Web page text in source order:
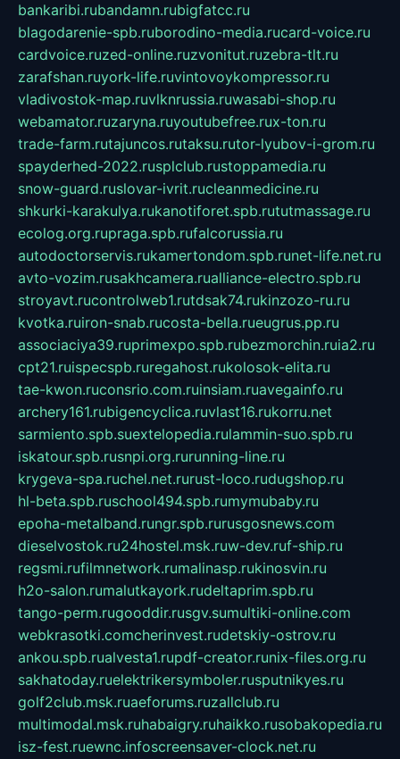
bankaribi.rubandamn.rubigfatcc.ru
blagodarenie-spb.ruborodino-media.rucard-voice.ru
cardvoice.ruzed-online.ruzvonitut.ruzebra-tlt.ru
zarafshan.ruyork-life.ruvintovoykompressor.ru
vladivostok-map.ruvlknrussia.ruwasabi-shop.ru
webamator.ruzaryna.ruyoutubefree.rux-ton.ru
trade-farm.rutajuncos.rutaksu.rutor-lyubov-i-grom.ru
spayderhed-2022.rusplclub.rustoppamedia.ru
snow-guard.ruslovar-ivrit.rucleanmedicine.ru
shkurki-karakulya.rukanotiforet.spb.rututmassage.ru
ecolog.org.rupraga.spb.rufalcorussia.ru
autodoctorservis.rukamertondom.spb.runet-life.net.ru
avto-vozim.rusakhcamera.rualliance-electro.spb.ru
stroyavt.rucontrolweb1.rutdsak74.rukinzozo-ru.ru
kvotka.ruiron-snab.rucosta-bella.rueugrus.pp.ru
associaciya39.ruprimexpo.spb.rubezmorchin.ruia2.ru
cpt21.ruispecspb.ruregahost.rukolosok-elita.ru
tae-kwon.ruconsrio.com.ruinsiam.ruavegainfo.ru
archery161.rubigencyclica.ruvlast16.rukorru.net
sarmiento.spb.suextelopedia.rulammin-suo.spb.ru
iskatour.spb.rusnpi.org.rurunning-line.ru
krygeva-spa.ruchel.net.rurust-loco.rudugshop.ru
hl-beta.spb.ruschool494.spb.rumymubaby.ru
epoha-metalband.rungr.spb.rurusgosnews.com
dieselvostok.ru24hostel.msk.ruw-dev.ruf-ship.ru
regsmi.rufilmnetwork.rumalinasp.rukinosvin.ru
h2o-salon.rumalutkayork.rudeltaprim.spb.ru
tango-perm.rugooddir.rusgv.sumultiki-online.com
webkrasotki.comcherinvest.rudetskiy-ostrov.ru
ankou.spb.rualvesta1.rupdf-creator.runix-files.org.ru
sakhatoday.ruelektrikersymboler.rusputnikyes.ru
golf2club.msk.ruaeforums.ruzallclub.ru
multimodal.msk.ruhabaigry.ruhaikko.rusobakopedia.ru
isz-fest.ruewnc.infoscreensaver-clock.net.ru